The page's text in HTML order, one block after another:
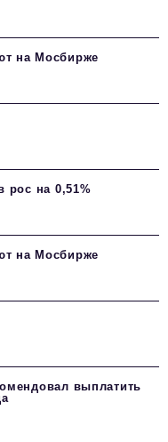
на Мосбирже
рос на 0,51%
на Мосбирже
выплатить